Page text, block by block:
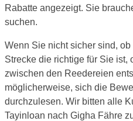
Rabatte angezeigt. Sie
suchen.
Wenn Sie nicht sicher sind,
Strecke die richtige für Sie ist,
zwischen den Reedereien
möglicherweise, sich die
durchzulesen. Wir bitten alle
Tayinloan nach Gigha Fähre